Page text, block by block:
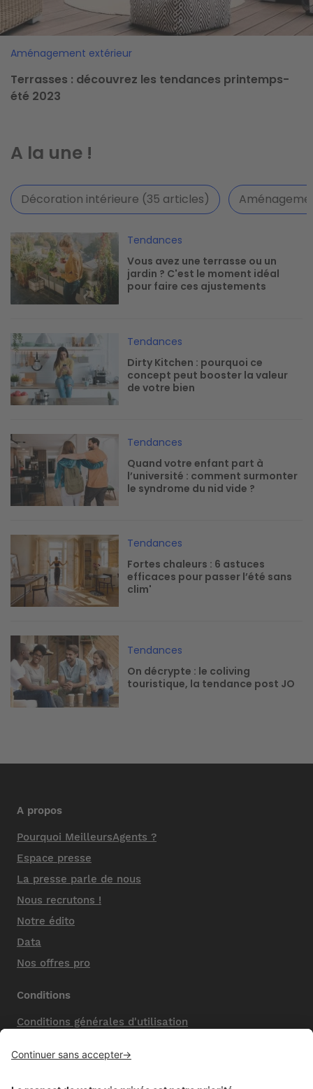
Aménagement extérieur
Terrasses : découvrez les tendances printemps-
été 2023
A la une !
Décoration intérieure (35 articles)
Image
Tendances
Vous avez une terrasse ou un
jardin ? C'est le moment idéal
pour faire ces ajustements
Image
Tendances
Dirty Kitchen : pourquoi ce
concept peut booster la valeur
de votre bien
Image
Tendances
Quand votre enfant part à
l’université : comment surmonter
le syndrome du nid vide ?
Image
Tendances
Fortes chaleurs : 6 astuces
efficaces pour passer l’été sans
clim'
Image
Tendances
On décrypte : le coliving
touristique, la tendance post JO
A propos
Pourquoi MeilleursAgents ?
Espace presse
La presse parle de nous
Nous recrutons !
Notre édito
Data
Nos offres pro
Conditions
Conditions générales d'utilisation
Nos honoraires de vente
Politique de confidentialité